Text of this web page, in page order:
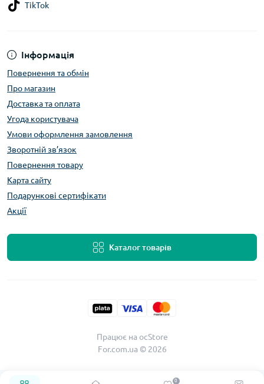
0
Інформація
Повернення та обмін
Про магазин
Доставка та оплата
Угода користувача
Умови оформлення замовлення
Зворотній зв’язок
Повернення товару
Карта сайту
Подарункові сертифікати
Акції
Каталог товарів
TikTok
Працює наocStore
For.com.ua © 2026